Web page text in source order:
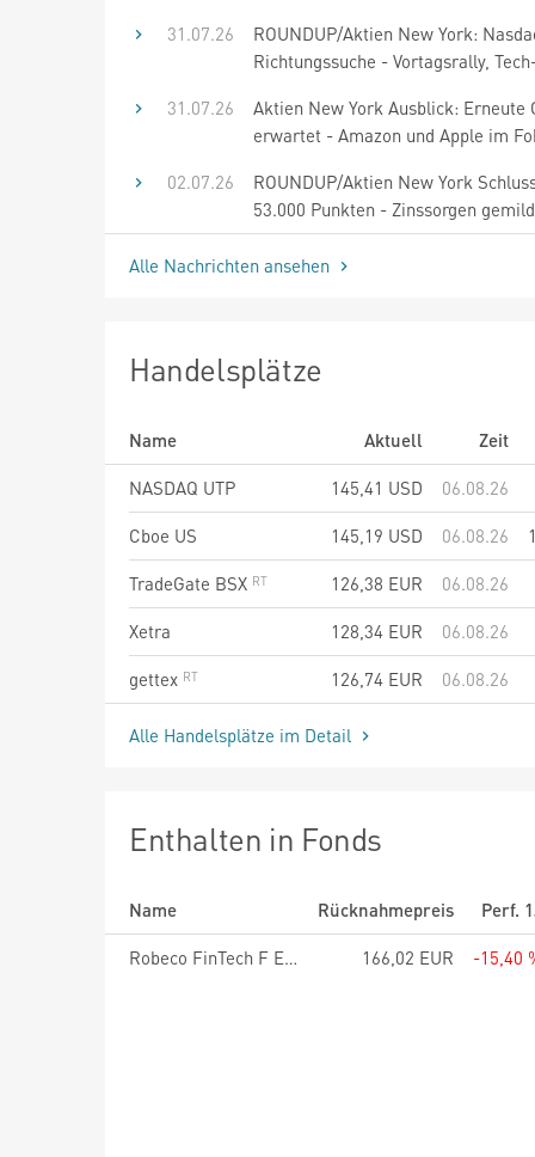
31.07.26
ROUNDUP/Aktien New York:
Richtungssuche - Vortagsrally,
31.07.26
Aktien New York Ausblick: Erneute
erwartet - Amazon und Apple im
02.07.26
ROUNDUP/Aktien New York
53.000 Punkten - Zinssorgen
Alle Nachrichten ansehen
Handelsplätze
Name Aktuell
Zeit
NASDAQ UTP
145,41 USD
06.08.26
Cboe US
145,19 USD 06.08.26
TradeGate BSX
126,38 EUR
06.08.26
Xetra
128,34 EUR
06.08.26
gettex
126,74 EUR 06.08.26
Alle Handelsplätze im Detail
Enthalten in Fonds
Name Rücknahmepreis
Perf.
Robeco FinTech F EUR
166,02 EUR -15,40